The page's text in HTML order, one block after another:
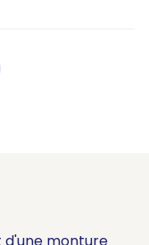
d'une monture